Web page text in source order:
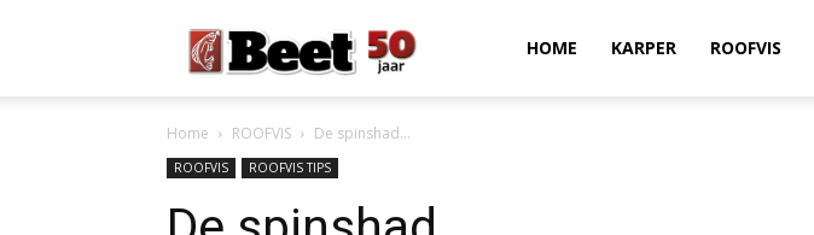
HOME KARPER ROOFVIS
Home ROOFVIS De spinshad…
ROOFVIS ROOFVIS TIPS